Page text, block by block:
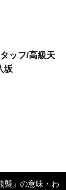
ッフ/高級天
坂